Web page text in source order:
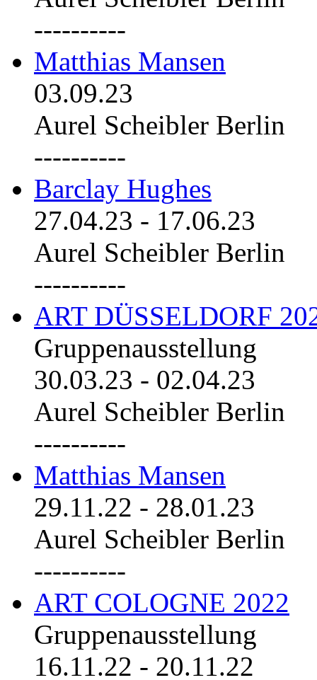
----------
Matthias Mansen
03.09.23
Aurel Scheibler Berlin
----------
Barclay Hughes
27.04.23 - 17.06.23
Aurel Scheibler Berlin
----------
ART DÜSSELDORF
Gruppenausstellung
30.03.23 - 02.04.23
Aurel Scheibler Berlin
----------
Matthias Mansen
29.11.22 - 28.01.23
Aurel Scheibler Berlin
----------
ART COLOGNE 2022
Gruppenausstellung
16.11.22 - 20.11.22